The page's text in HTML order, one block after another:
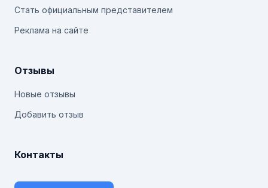
Стать официальным представителем
Реклама на сайте
Отзывы
Новые отзывы
Добавить отзыв
Контакты